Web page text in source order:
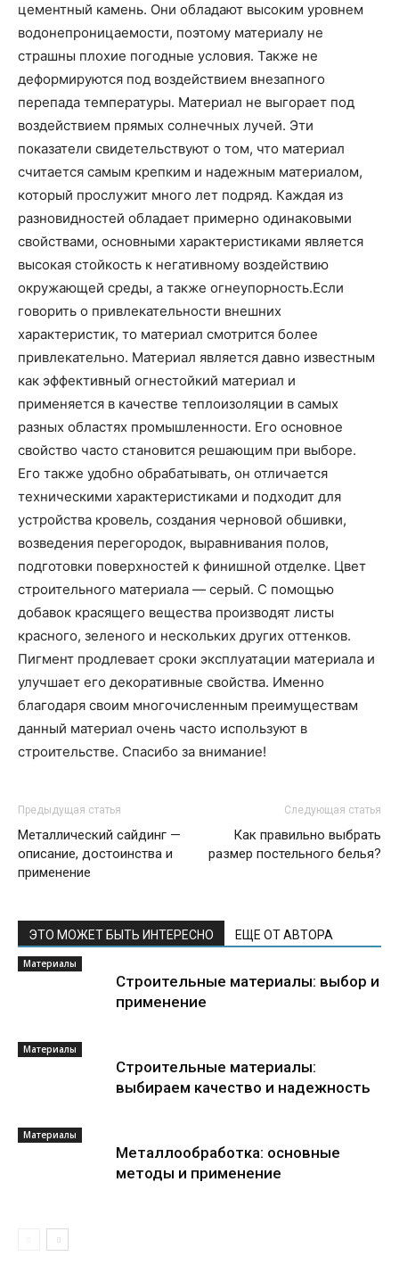
цементный камень. Они обладают высоким уровнем
водонепроницаемости, поэтому материалу не
страшны плохие погодные условия. Также не
деформируются под воздействием внезапного
перепада температуры. Материал не выгорает под
воздействием прямых солнечных лучей. Эти
показатели свидетельствуют о том, что материал
считается самым крепким и надежным материалом,
который прослужит много лет подряд. Каждая из
разновидностей обладает примерно одинаковыми
свойствами, основными характеристиками является
высокая стойкость к негативному воздействию
окружающей среды, а также огнеупорность.Если
говорить о привлекательности внешних
характеристик, то материал смотрится более
привлекательно. Материал является давно известным
как эффективный огнестойкий материал и
применяется в качестве теплоизоляции в самых
разных областях промышленности. Его основное
свойство часто становится решающим при выборе.
Его также удобно обрабатывать, он отличается
техническими характеристиками и подходит для
устройства кровель, создания черновой обшивки,
возведения перегородок, выравнивания полов,
подготовки поверхностей к финишной отделке. Цвет
строительного материала — серый. С помощью
добавок красящего вещества производят листы
красного, зеленого и нескольких других оттенков.
Пигмент продлевает сроки эксплуатации материала и
улучшает его декоративные свойства. Именно
благодаря своим многочисленным преимуществам
данный материал очень часто используют в
строительстве. Спасибо за внимание!
Предыдущая статья
Металлический сайдинг —
описание, достоинства и
применение
Следующая статья
Как правильно выбрать
размер постельного белья?
ЭТО МОЖЕТ БЫТЬ ИНТЕРЕСНО ЕЩЕ ОТ АВТОРА
Материалы
Строительные материалы: выбор и
применение
Материалы
Строительные материалы:
выбираем качество и надежность
Материалы
Металлообработка: основные
методы и применение